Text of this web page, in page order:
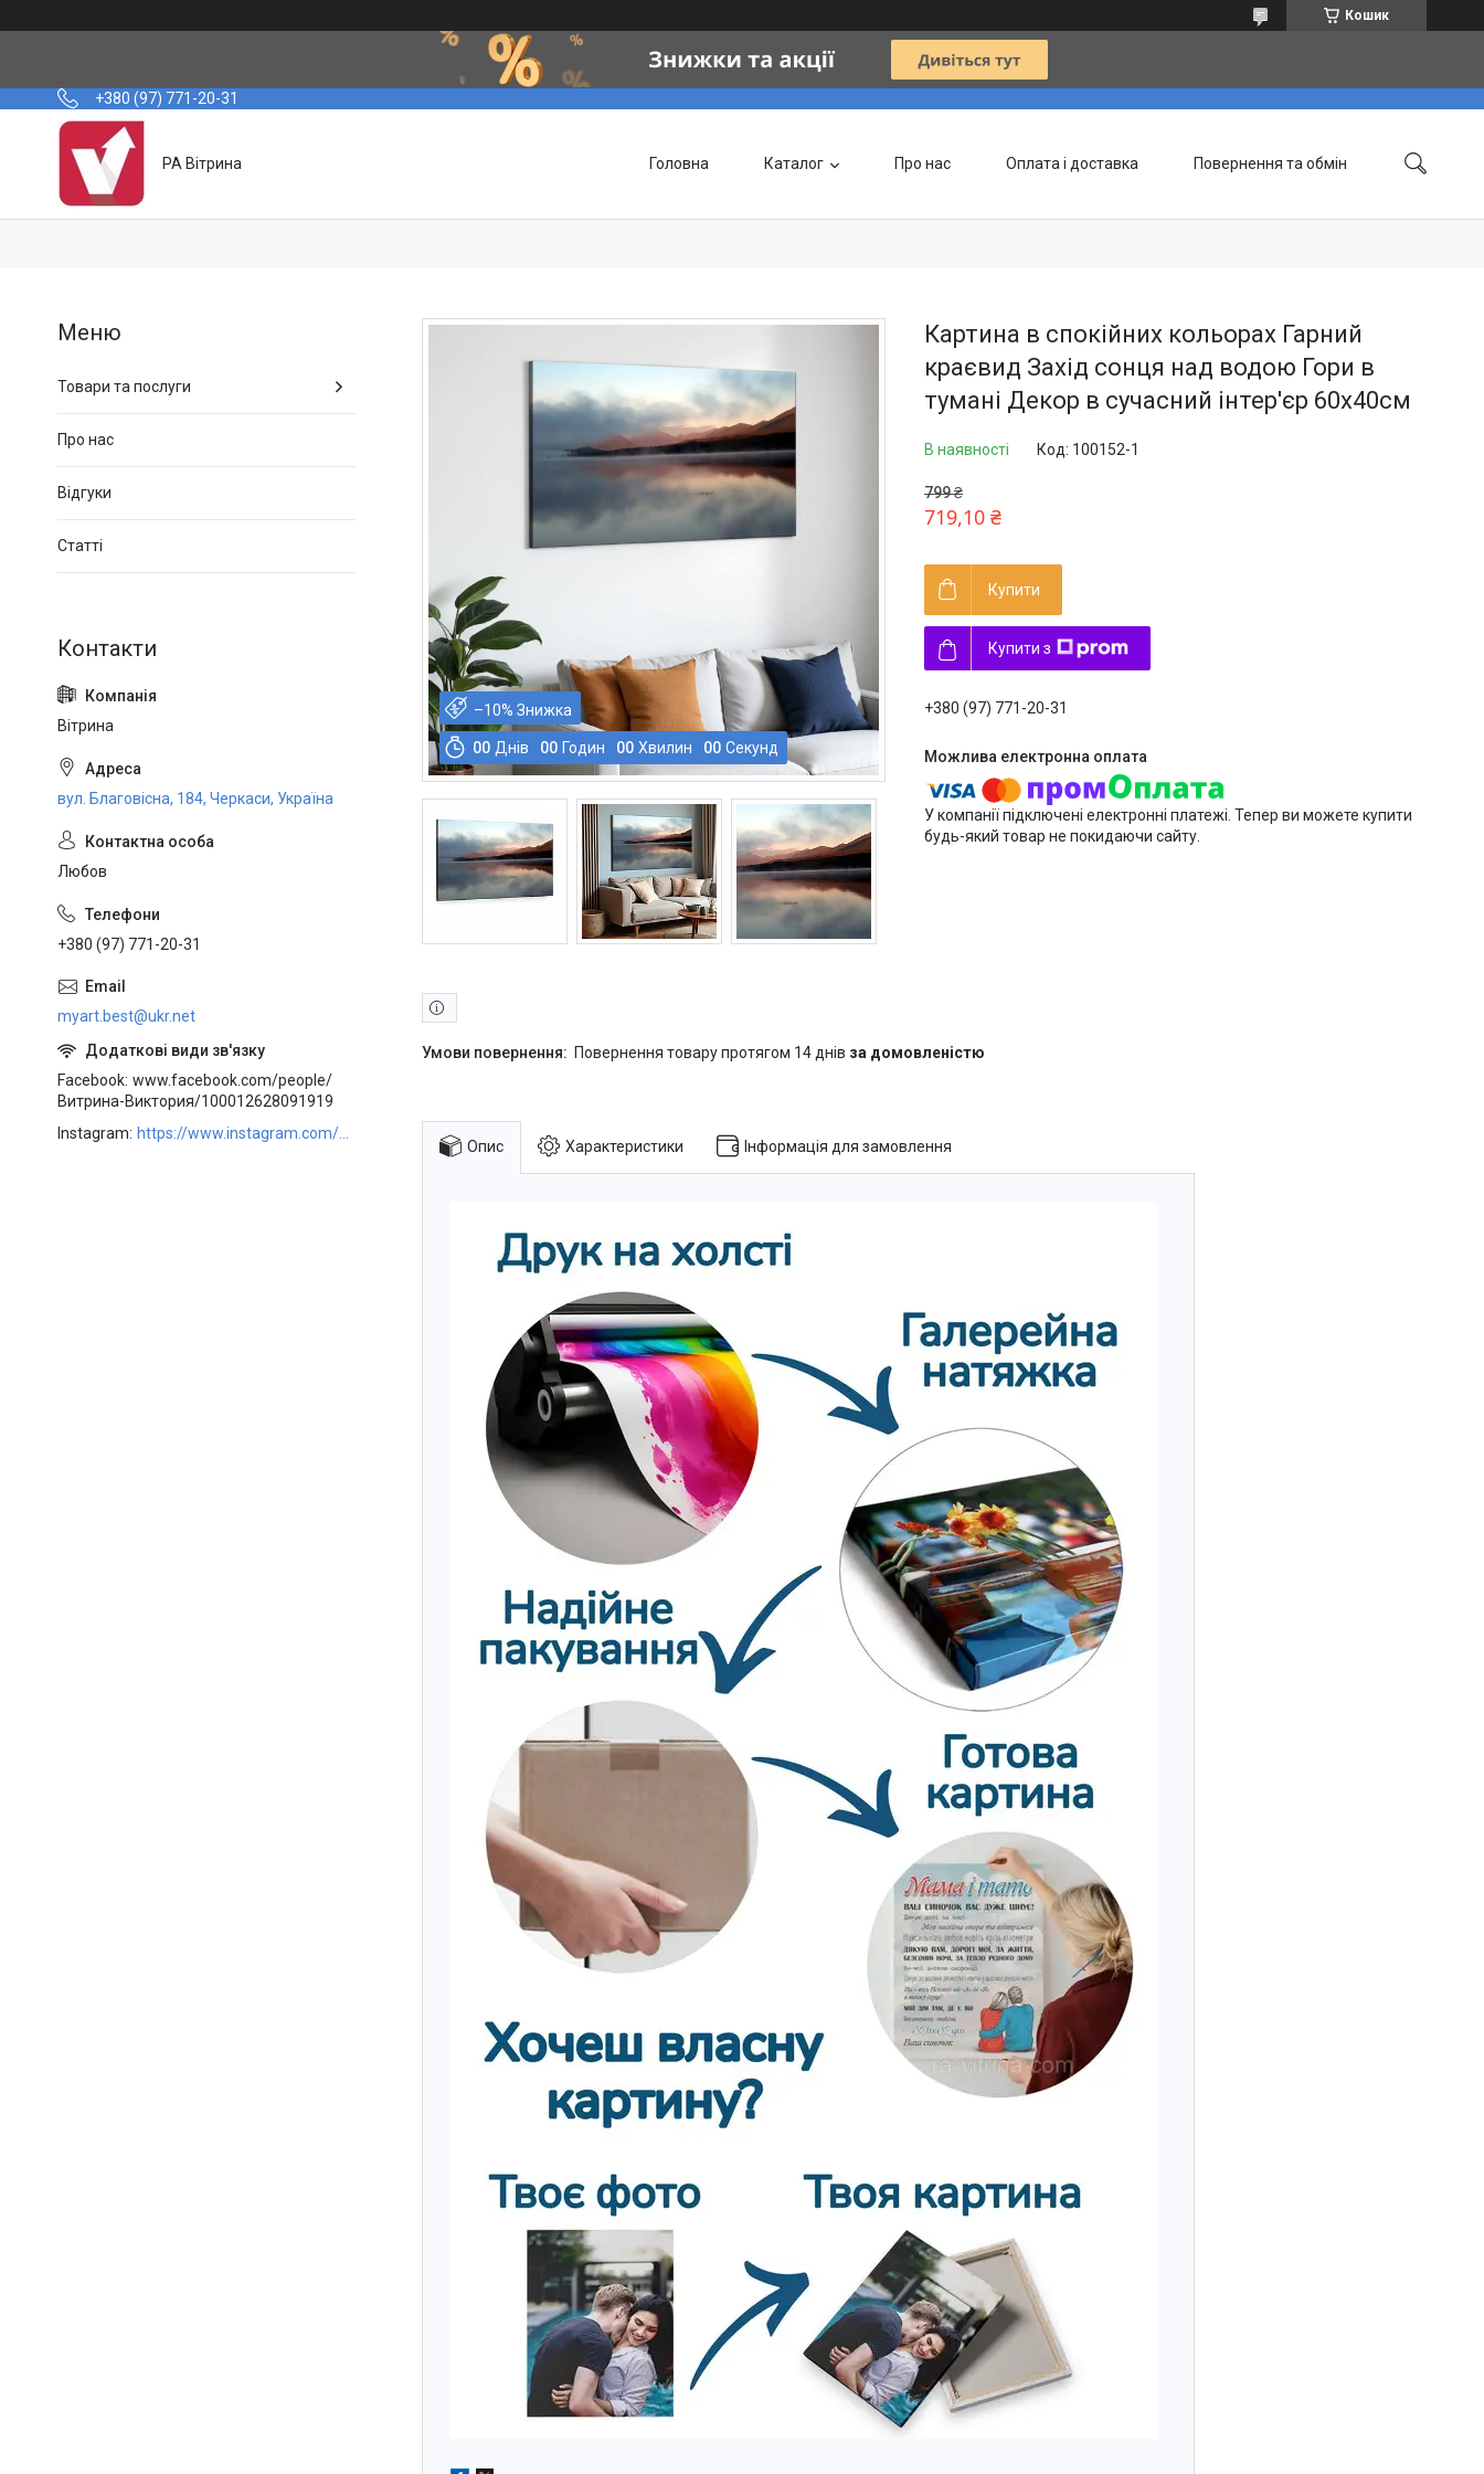
Кошик
+380 (97) 771-20-31
РА Вітрина Головна Каталог Про нас Оплата і доставка Повернення та обмін
–10%
00 Днів 00 Годин 00 Хвилин 00 Секунд
Картина в спокійних кольорах Гарний
краєвид Захід сонця над водою Гори в
тумані Декор в сучасний інтер'єр 60х40см
В наявності Код: 100152-1
799 ₴
719,10 ₴
Купити
Купити з
+380 (97) 771-20-31
У компанії підключені електронні платежі. Тепер ви можете купити
будь-який товар не покидаючи сайту.
повернення товару протягом 14 днів за домовленістю
Опис Характеристики Інформація для замовлення
Товари та послуги
Про нас
Відгуки
Статті
Вітрина
вул. Благовісна, 184, Черкаси, Україна
Любов
+380 (97) 771-20-31
myart.best@ukr.net
Facebook www.facebook.com/people/
Витрина-Виктория/100012628091919
Instagram